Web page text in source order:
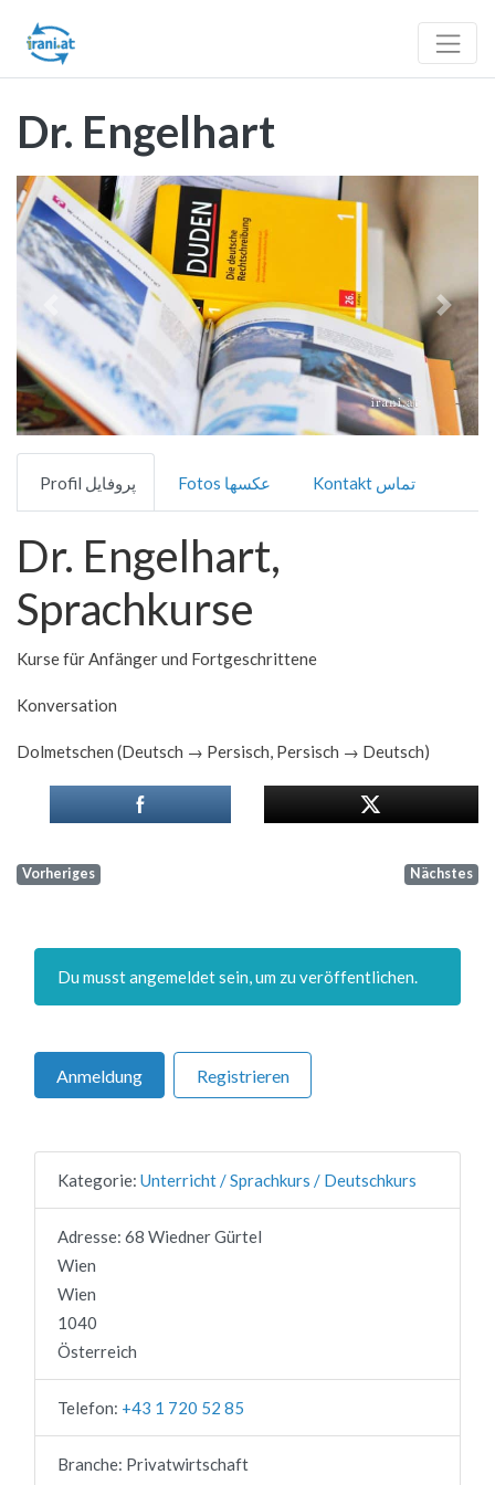
Dr. Engelhart
Vorheriges
Profil پروفایل Fotos عکسها Kontakt تماس
Dr. Engelhart,
Sprachkurse
Kurse für Anfänger und Fortgeschrittene
Konversation
Dolmetschen (Deutsch → Persisch, Persisch → Deutsch)
Vorheriges Nächstes
Du musst angemeldet sein, um zu veröffentlichen.
Anmeldung Registrieren
Kategorie: Unterricht / Sprachkurs / Deutschkurs
Adresse: 68 Wiedner Gürtel
Wien
Wien
1040
Österreich
Telefon: +43 1 720 52 85
Branche: Privatwirtschaft